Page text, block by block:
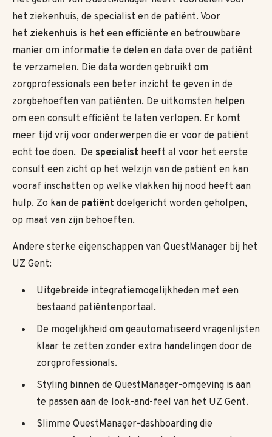
het ziekenhuis, de specialist en de patiënt. Voor
het ziekenhuis is het een efficiënte en betrouwbare
manier om informatie te delen en data over de patiënt
te verzamelen. Die data worden gebruikt om
zorgprofessionals een beter inzicht te geven in de
zorgbehoeften van patiënten. De uitkomsten helpen
om een consult efficiënt te laten verlopen. Er komt
meer tijd vrij voor onderwerpen die er voor de patiënt
echt toe doen. De specialist heeft al voor het eerste
consult een zicht op het welzijn van de patiënt en kan
vooraf inschatten op welke vlakken hij nood heeft aan
hulp. Zo kan de patiënt doelgericht worden geholpen,
op maat van zijn behoeften.
Andere sterke eigenschappen van QuestManager bij het
UZ Gent:
Uitgebreide integratiemogelijkheden met een
bestaand patiëntenportaal.
De mogelijkheid om geautomatiseerd vragenlijsten
klaar te zetten zonder extra handelingen door de
zorgprofessionals.
Styling binnen de QuestManager-omgeving is aan
te passen aan de look-and-feel van het UZ Gent.
Slimme QuestManager-dashboarding die